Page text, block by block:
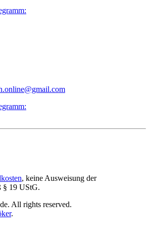
, keine Ausweisung der
§ 19 UStG.
All rights reserved.
.